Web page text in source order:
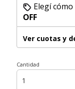
Elegí
OFF
Ver cuotas y
Cantidad